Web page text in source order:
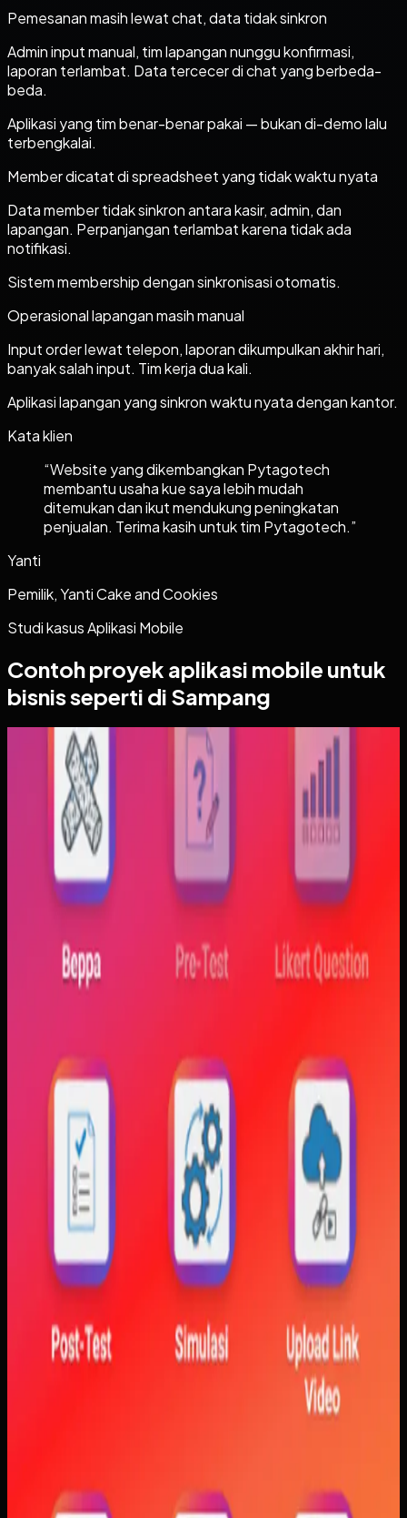
Pemesanan masih lewat chat, data tidak sinkron
Admin input manual, tim lapangan nunggu konfirmasi,
laporan terlambat. Data tercecer di chat yang berbeda-
beda.
Aplikasi yang tim benar-benar pakai — bukan di-demo lalu
terbengkalai.
Member dicatat di spreadsheet yang tidak waktu nyata
Data member tidak sinkron antara kasir, admin, dan
lapangan. Perpanjangan terlambat karena tidak ada
notifikasi.
Sistem membership dengan sinkronisasi otomatis.
Operasional lapangan masih manual
Input order lewat telepon, laporan dikumpulkan akhir hari,
banyak salah input. Tim kerja dua kali.
Aplikasi lapangan yang sinkron waktu nyata dengan kantor.
Kata klien
“Website yang dikembangkan Pytagotech
membantu usaha kue saya lebih mudah
ditemukan dan ikut mendukung peningkatan
penjualan. Terima kasih untuk tim Pytagotech.”
Yanti
Pemilik, Yanti Cake and Cookies
Studi kasusAplikasi Mobile
Contoh proyek aplikasi mobile untuk
bisnis seperti di Sampang
Aplikasi Mobile
Trajectfika
Trajectfika
Sebelumnya
Mahasiswa sering kesulitan menghubungkan persamaan
matematis dengan perilaku fisik yang sebenarnya,
konsisten. Materi yang hanya tampil statis juga membuat
konsep perubahan fase dan perilaku sistem sulit
dibayangkan.
visualisasi gerak, dan grafik yang berubah langsung saat
variabel diubah. Dengan begitu, mahasiswa bisa melihat
hubungan antara teori dan simulasi secara lebih konkret.
Baca studi kasus lengkap